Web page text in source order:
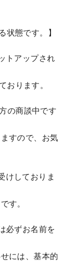
状態です。】
トアップされ
ります。
の商談中です
すので、お気
けしておりま
す。
必ずお名前を
には、基本的